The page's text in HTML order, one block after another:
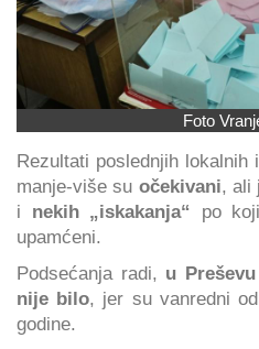
Foto
Rezultati poslednjih
manje-više su očekivani, ali
i nekih „iskakanja“ po
upamćeni.
Podsećanja radi, u Preševu
nije bilo, jer su vanredni
godine.